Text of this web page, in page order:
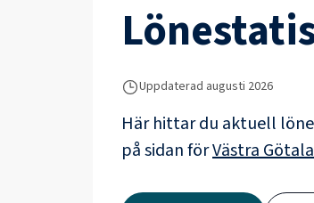
Uppdaterad augusti 2026
Här hittar du aktuell
på sidan förVästra